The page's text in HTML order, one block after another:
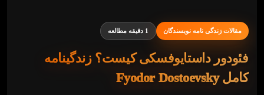
مقالات زندگی‌ نامه نویسندگان 1 دقیقه مطالعه
فئودور داستایوفسکی کیست؟ زندگینامه
کامل Fyodor Dostoevsky